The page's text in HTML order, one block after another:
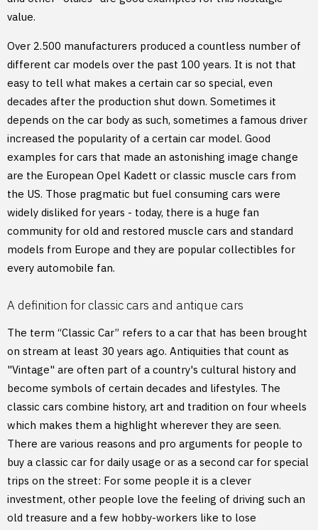
value.
Over 2.500 manufacturers produced a countless number of
different car models over the past 100 years. It is not that
easy to tell what makes a certain car so special, even
decades after the production shut down. Sometimes it
depends on the car body as such, sometimes a famous driver
increased the popularity of a certain car model. Good
examples for cars that made an astonishing image change
are the European Opel Kadett or classic muscle cars from
the US. Those pragmatic but fuel consuming cars were
widely disliked for years - today, there is a huge fan
community for old and restored muscle cars and standard
models from Europe and they are popular collectibles for
every automobile fan.
A definition for classic cars and antique cars
The term “Classic Car” refers to a car that has been brought
on stream at least 30 years ago. Antiquities that count as
"Vintage" are often part of a country's cultural history and
become symbols of certain decades and lifestyles. The
classic cars combine history, art and tradition on four wheels
which makes them a highlight wherever they are seen.
There are various reasons and pro arguments for people to
buy a classic car for daily usage or as a second car for special
trips on the street: For some people it is a clever
investment, other people love the feeling of driving such an
old treasure and a few hobby-workers like to lose